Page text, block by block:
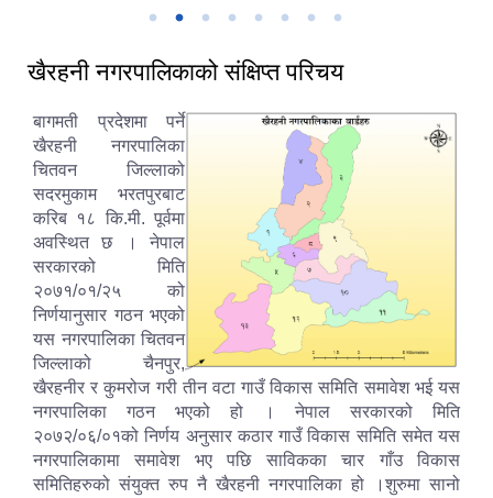
खैरहनी नगरपालिकाको संक्षिप्त परिचय
बागमती प्रदेशमा पर्ने
खैरहनी नगरपालिका
चितवन जिल्लाको
सदरमुकाम भरतपुरबाट
करिब १८ कि.मी. पूर्वमा
अवस्थित छ । नेपाल
सरकारको मिति
२०७१/०१/२५ को
निर्णयानुसार गठन भएको
यस नगरपालिका चितवन
जिल्लाको चैनपुर,
खैरहनीर र कुमरोज गरी तीन वटा गाउँ विकास समिति समावेश भई यस
नगरपालिका गठन भएको हो । नेपाल सरकारको मिति
२०७२/०६/०१को निर्णय अनुसार कठार गाउँ विकास समिति समेत यस
नगरपालिकामा समावेश भए पछि साविकका चार गाँउ विकास
समितिहरुको संयुक्त रुप नै खैरहनी नगरपालिका हो ।शुरुमा सानो